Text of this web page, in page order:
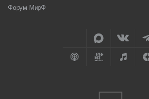
Форум МирФ